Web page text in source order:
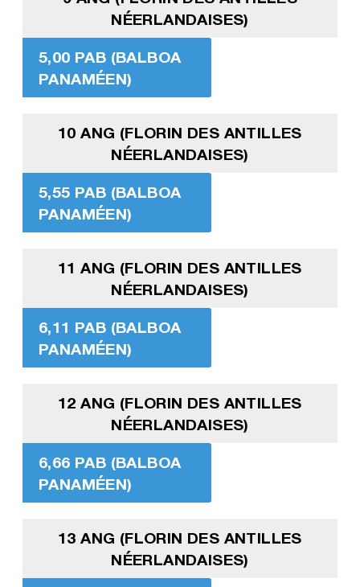
NÉERLANDAISES)
5,00 PAB (BALBOA
PANAMÉEN)
10 ANG (FLORIN DES ANTILLES
NÉERLANDAISES)
5,55 PAB (BALBOA
PANAMÉEN)
11 ANG (FLORIN DES ANTILLES
NÉERLANDAISES)
6,11 PAB (BALBOA
PANAMÉEN)
12 ANG (FLORIN DES ANTILLES
NÉERLANDAISES)
6,66 PAB (BALBOA
PANAMÉEN)
13 ANG (FLORIN DES ANTILLES
NÉERLANDAISES)